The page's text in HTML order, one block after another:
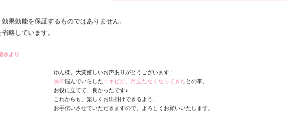
果効能を保証するものではありません。
略しています。
水より
ゆん様、大変嬉しいお声ありがとうございます！
長年悩んでいらした ニキビが、目立たなくなってきた との事、
お役に立てて、良かったです♪
これからも、楽しくお出掛けできるよう、
お手伝いさせていただきますので、よろしくお願いいたします。